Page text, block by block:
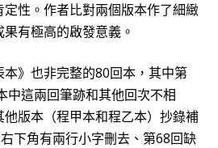
性。作者比對兩個版本作了細緻
有極高的啟發意義。
》也非完整的80回本，其中第
中這兩回筆跡和其他回次不相
版本（程甲本和程乙本）抄錄補
下角有兩行小字刪去、第68回缺